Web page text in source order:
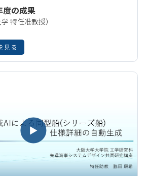
度の成果
特任准教授）
見る
▶